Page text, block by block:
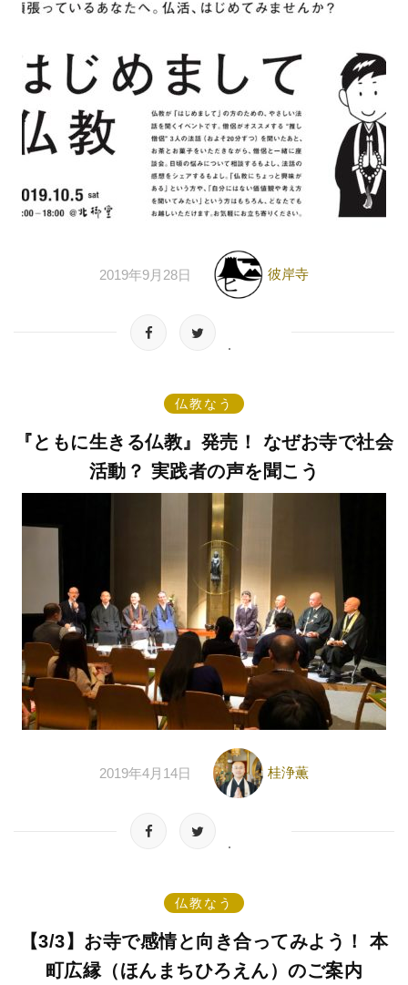
2019年9月28日 彼岸寺
仏教なう
『ともに生きる仏教』発売！ なぜお寺で社会
活動？ 実践者の声を聞こう
2019年4月14日 桂浄薫
仏教なう
【3/3】お寺で感情と向き合ってみよう！ 本
町広縁（ほんまちひろえん）のご案内